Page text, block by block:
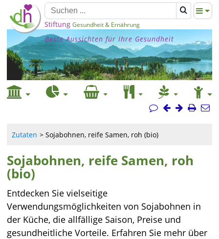
Stiftung Gesundheit & Ernährung
Beste Aussichten für Ihre Gesundheit
Zutaten Sojabohnen, reife Samen, roh (bio)
Sojabohnen, reife Samen, roh
(bio)
Entdecken Sie vielseitige
Verwendungsmöglichkeiten von Sojabohnen in
der Küche, die allfällige Saison, Preise und
gesundheitliche Vorteile. Erfahren Sie mehr über